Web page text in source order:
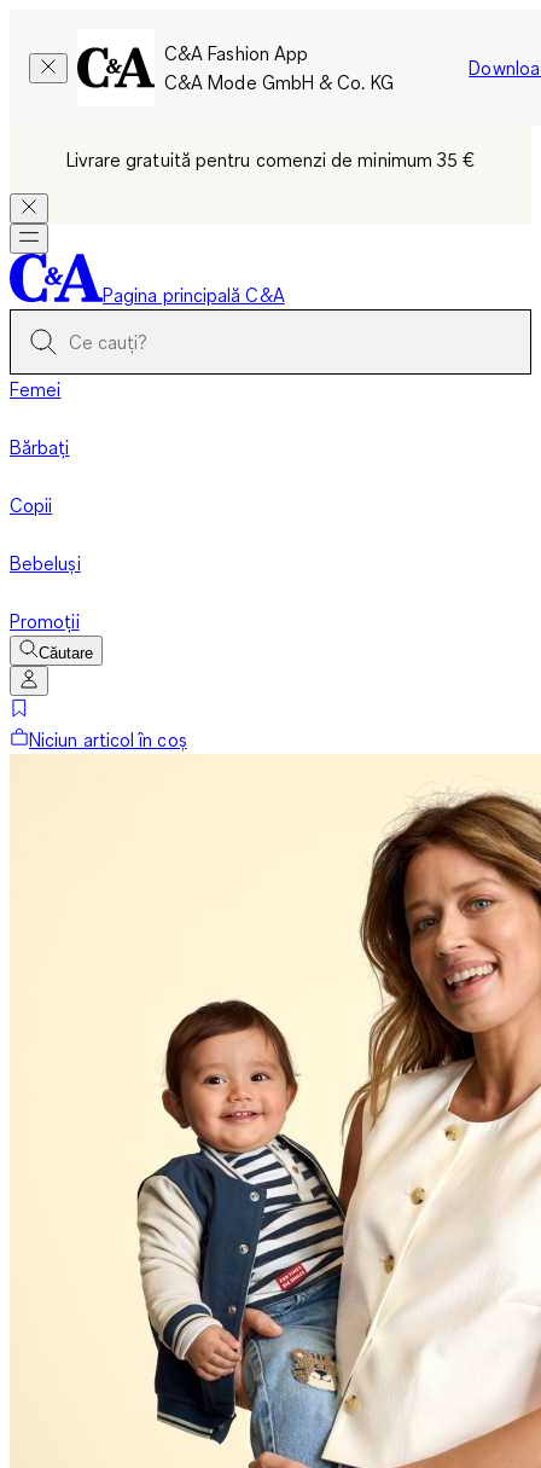
C&A Fashion App
C&A Mode GmbH & Co. KG
Livrare gratuită pentru comenzi de minimum 35 €
Pagina principală C&A
Femei
Bărbați
Copii
Bebeluși
Promoții
Căutare
Niciun articol în coș